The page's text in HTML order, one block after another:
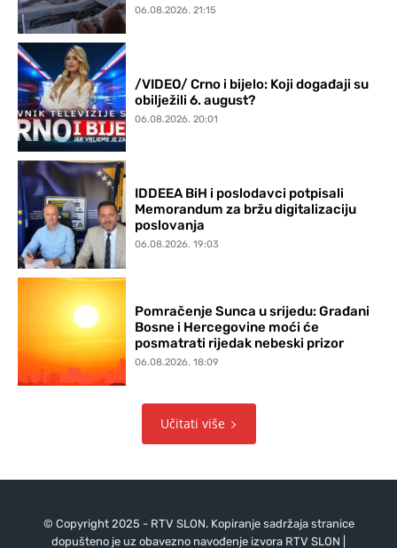
06.08.2026. 21:15
/VIDEO/ Crno i bijelo: Koji događaji su
obilježili 6. august?
06.08.2026. 20:01
IDDEEA BiH i poslodavci potpisali
Memorandum za bržu digitalizaciju
poslovanja
06.08.2026. 19:03
Pomračenje Sunca u srijedu: Građani
Bosne i Hercegovine moći će
posmatrati rijedak nebeski prizor
06.08.2026. 18:09
Učitati više
© Copyright 2025 - RTV SLON. Kopiranje sadržaja stranice
dopušteno je uz obavezno navođenje izvora RTV SLON |